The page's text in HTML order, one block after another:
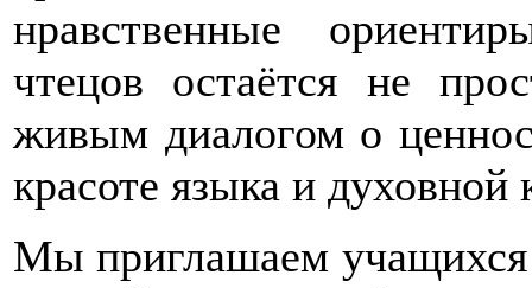
нравственные
чтецов остаётся не
живым диалогом о
красоте языка и духовной
Мы приглашаем учащихся